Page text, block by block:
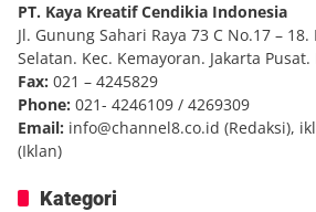
PT. Kaya Kreatif Cendikia Indonesia
Jl. Gunung Sahari Raya 73 C No.17 –
Selatan. Kec. Kemayoran. Jakarta Pusat.
Fax: 021 – 4245829
Phone: 021- 4246109 / 4269309
Email: info@channel8.co.id (Redaksi),
(Iklan)
Kategori